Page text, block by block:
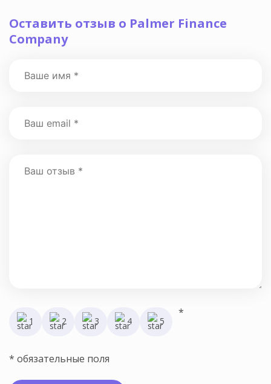
Оставить отзыв о Palmer Finance
Company
* обязательные поля
1 2 3 4 5
*